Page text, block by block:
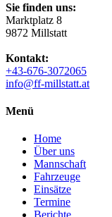
Sie finden uns:
Marktplatz 8
9872 Millstatt
Kontakt:
+43-676-3072065
info@ff-millstatt.at
Menü
Home
Über uns
Mannschaft
Fahrzeuge
Einsätze
Termine